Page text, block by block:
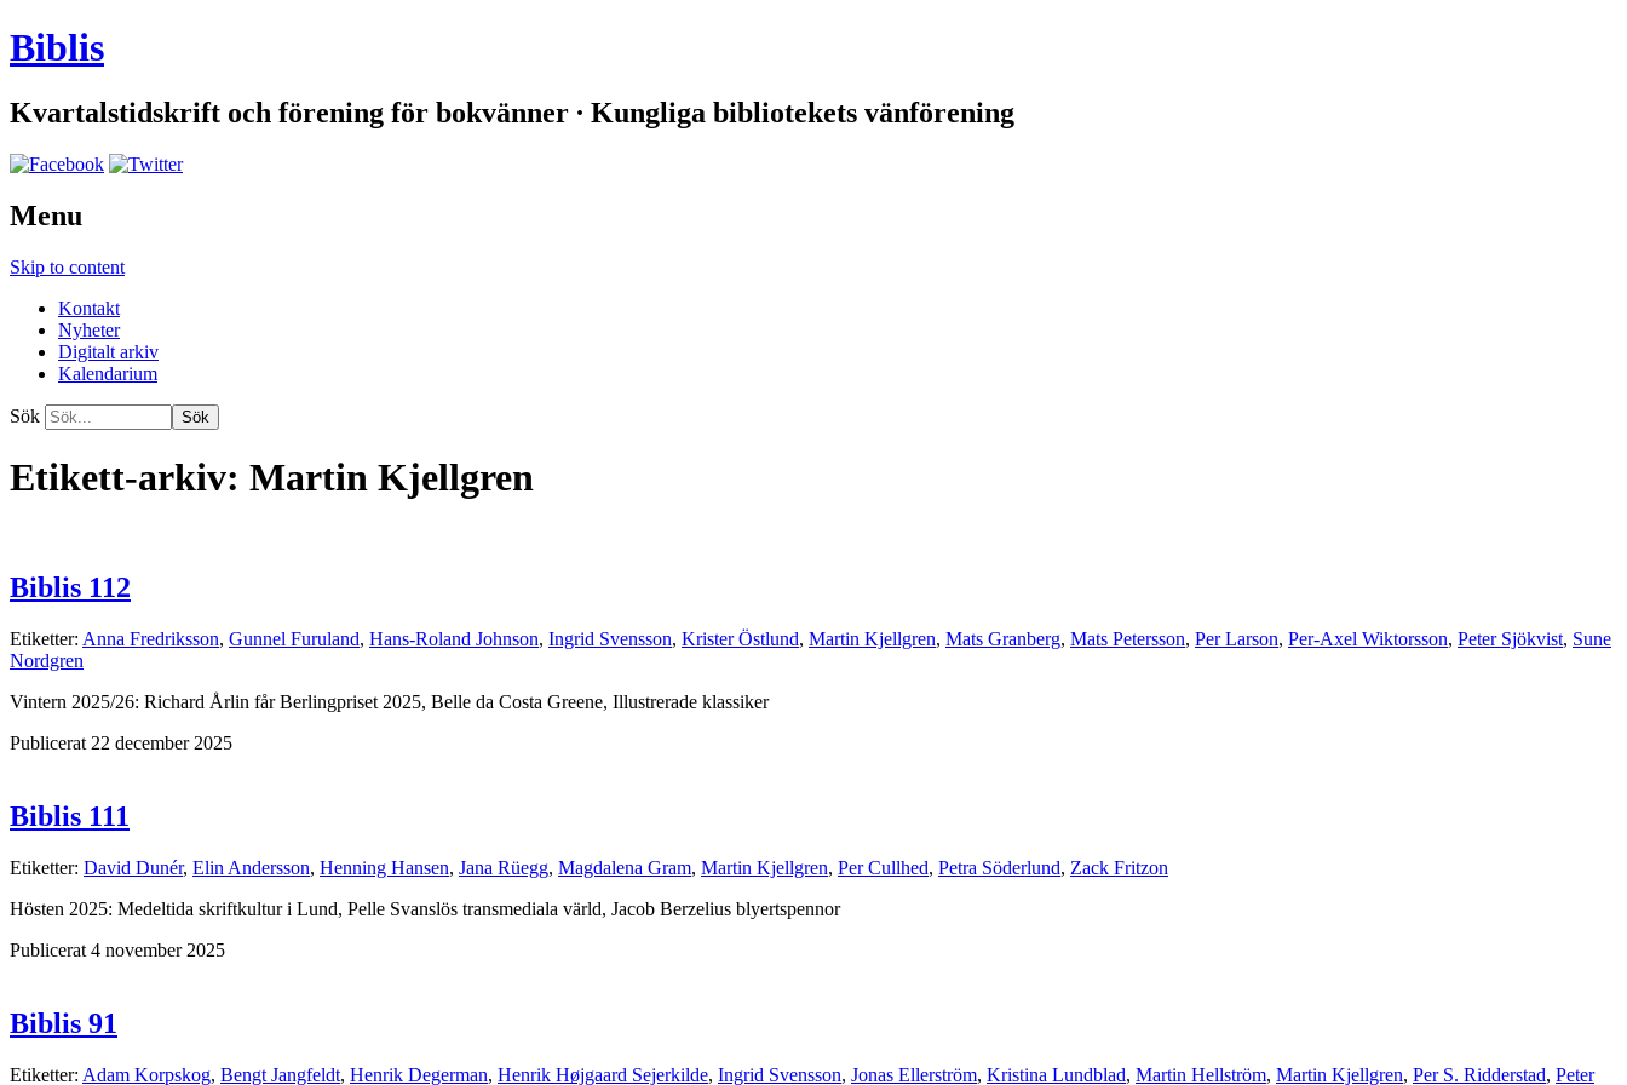
Biblis
Kvartalstidskrift och förening för bokvänner ∙ Kungliga bibliotekets vänförening
Menu
Skip to content
Kontakt
Nyheter
Digitalt arkiv
Kalendarium
Sök
Etikett-arkiv: Martin Kjellgren
Biblis 112
Etiketter: Anna Fredriksson, Gunnel Furuland, Hans-Roland Johnson, Ingrid Svensson, Krister Östlund, Martin Kjellgren, Mats Granberg, Mats Petersson, Per Larson, Per-Axel Wiktorsson, Peter Sjökvist, Sune
Nordgren
Vintern 2025/26: Richard Årlin får Berlingpriset 2025, Belle da Costa Greene, Illustrerade klassiker
Publicerat 22 december 2025
Biblis 111
Etiketter: David Dunér, Elin Andersson, Henning Hansen, Jana Rüegg, Magdalena Gram, Martin Kjellgren, Per Cullhed, Petra Söderlund, Zack Fritzon
Hösten 2025: Medeltida skriftkultur i Lund, Pelle Svanslös transmediala värld, Jacob Berzelius blyertspennor
Publicerat 4 november 2025
Biblis 91
Etiketter: Adam Korpskog, Bengt Jangfeldt, Henrik Degerman, Henrik Højgaard Sejerkilde, Ingrid Svensson, Jonas Ellerström, Kristina Lundblad, Martin Hellström, Martin Kjellgren, Per S. Ridderstad, Peter